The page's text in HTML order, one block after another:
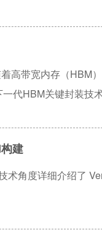
高带宽内存（HBM
代HBM关键封装技
年，并与英伟达
建
术角度详细介绍了